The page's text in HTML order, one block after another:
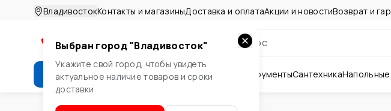
ВладивостокКонтакты и магазиныДоставка и оплатаАкции и новостиВозврат и
Каталог Стройматериалы ИнструментыСантехникаНапольные
Выбран город "Владивосток"
Укажите свой город, чтобы увидеть
актуальное наличие товаров и сроки
доставки